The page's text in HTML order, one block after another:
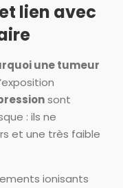
lien avec
une tumeur
sont
: ils ne
et une très faible
ionisants